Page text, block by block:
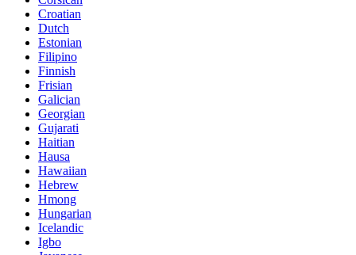
Croatian
Dutch
Estonian
Filipino
Finnish
Frisian
Galician
Georgian
Gujarati
Haitian
Hausa
Hawaiian
Hebrew
Hmong
Hungarian
Icelandic
Igbo